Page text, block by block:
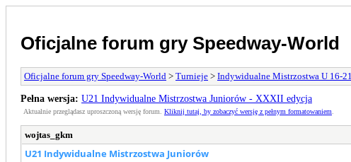
Oficjalne forum gry Speedway-World
Oficjalne forum gry Speedway-World > Turnieje > Indywidualne Mistrzostwa U 16-21
Pełna wersja: U21 Indywidualne Mistrzostwa Juniorów - XXXII edycja
Aktualnie przeglądasz uproszczoną wersję forum. Kliknij tutaj, by zobaczyć wersję z pełnym formatowaniem
wojtas_gkm
U21 Indywidualne Mistrzostwa Juniorów